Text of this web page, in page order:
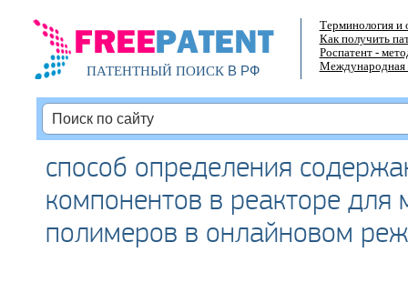
ПАТЕНТНЫЙ ПОИСКВ РФ
Терминология и
Как получить
Роспатент -
Международная
способ определения
компонентов в реакторе
полимеров в онлайновом